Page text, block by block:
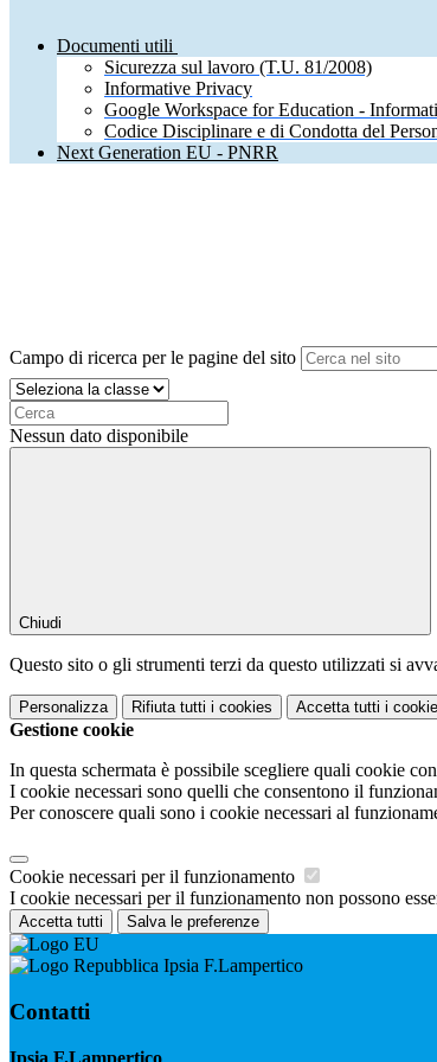
Documenti utili
Sicurezza sul lavoro (T.U. 81/2008)
Informative Privacy
Google Workspace for Education -
Codice Disciplinare e di Condotta del
Next Generation EU - PNRR
Campo di ricerca per le pagine del sito
Nessun dato disponibile
Chiudi
Questo sito o gli strumenti terzi da questo utilizzati si
Personalizza Rifiuta tutti i cookies Accetta tutti i
Gestione cookie
In questa schermata è possibile scegliere quali cookie
I cookie necessari sono quelli che consentono il
Per conoscere quali sono i cookie necessari al
Cookie necessari per il funzionamento
I cookie necessari per il funzionamento non possono
Accetta tutti Salva le preferenze
Ipsia F.Lampertico
Contatti
Ipsia F.Lampertico